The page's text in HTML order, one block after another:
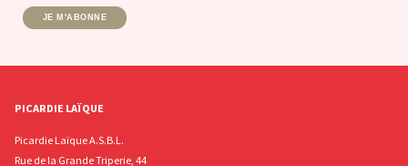
JE M'ABONNE
PICARDIE LAÏQUE
Picardie Laïque A.S.B.L.
Rue de la Grande Triperie, 44